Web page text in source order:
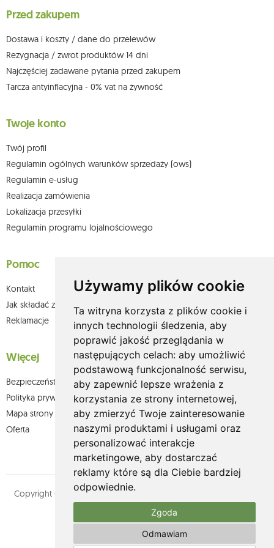
Używamy plików cookie
Ta witryna korzysta z plików cookie i
innych technologii śledzenia, aby
poprawić jakość przeglądania w
następujących celach: aby umożliwić
podstawową funkcjonalność serwisu,
aby zapewnić lepsze wrażenia z
korzystania ze strony internetowej,
aby zmierzyć Twoje zainteresowanie
naszymi produktami i usługami oraz
personalizować interakcje
marketingowe, aby dostarczać
reklamy które są dla Ciebie bardziej
odpowiednie.
Zgoda
Odmawiam
którego dokonano na podstawie zgody przed jej cofnięciem. W tym celu
możesz kontaktować się z działem obsługi klienta Mouton Interactive pod
Więcej informacji: www.mouton.pl/ODO
Przed zakupem
Dostawa i koszty / dane do przelewów
Rezygnacja / zwrot produktów 14 dni
Najczęściej zadawane pytania przed zakupem
Tarcza antyinflacyjna - 0% vat na żywność
Twoje konto
Twój profil
Regulamin ogólnych warunków sprzedaży (ows)
Regulamin e-usług
Realizacja zamówienia
Lokalizacja przesyłki
Regulamin programu lojalnościowego
Pomoc
Kontakt
Jak składać zamówienia w sklepie olium.pl?
Reklamacje
Więcej
Bezpieczeństwo płatności
Polityka prywatności
Mapa strony
Oferta
Copyright © olium.pl. Wszystkie prawa zastrzeżone. Designed by
MOUTON interactive
Zobacz nasz profil na: